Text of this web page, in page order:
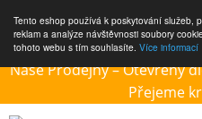
Tento eshop používá k poskytování služeb,
reklam a analýze návštěvnosti soubory
tohoto webu s tím souhlasíte. Více informací
Naše Prodejny – Otevřeny
Přejeme